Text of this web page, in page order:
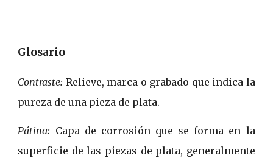
Glosario
Contraste: Relieve, marca o grabado que indica la
pureza de una pieza de plata.
Pátina: Capa de corrosión que se forma en la
superficie de las piezas de plata, generalmente